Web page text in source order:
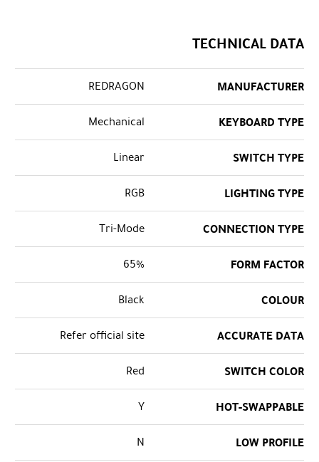
TECHNICAL DATA
MANUFACTURER
REDRAGON
KEYBOARD TYPE
Mechanical
SWITCH TYPE
Linear
LIGHTING TYPE
RGB
CONNECTION TYPE
Tri-Mode
FORM FACTOR
65%
COLOUR
Black
ACCURATE DATA
Refer official site
SWITCH COLOR
Red
HOT-SWAPPABLE
Y
LOW PROFILE
N